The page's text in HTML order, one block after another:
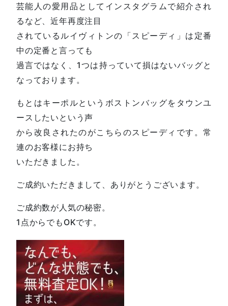
芸能人の愛用品としてインスタグラムで紹介され
るなど、近年再度注目
されているルイヴィトンの「スピーディ」は定番
中の定番と言っても
過言ではなく、1つは持っていて損はないバッグと
なっております。
もとはキーポルというボストンバッグをタウンユ
ースしたいという声
から改良されたのがこちらのスピーディです。常
連のお客様にお持ち
いただきました。
ご成約いただきまして、ありがとうございます。
ご成約数が人気の秘密。
1点からでもOKです。